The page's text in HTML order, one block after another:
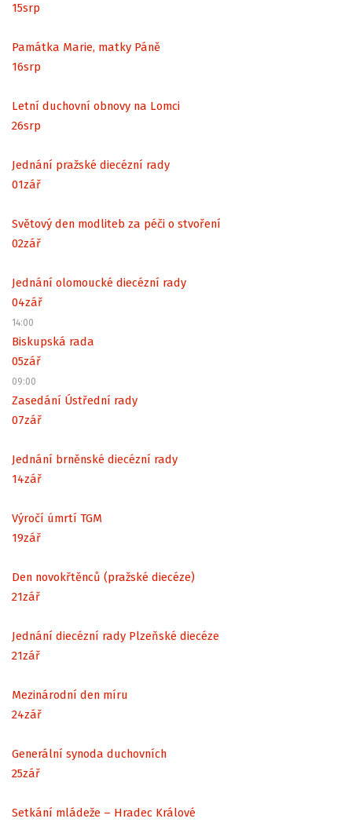
15srp
Památka Marie, matky Páně
16srp
Letní duchovní obnovy na Lomci
26srp
Jednání pražské diecézní rady
01zář
Světový den modliteb za péči o stvoření
02zář
Jednání olomoucké diecézní rady
04zář
14:00
Biskupská rada
05zář
09:00
Zasedání Ústřední rady
07zář
Jednání brněnské diecézní rady
14zář
Výročí úmrtí TGM
19zář
Den novokřtěnců (pražské diecéze)
21zář
Jednání diecézní rady Plzeňské diecéze
21zář
Mezinárodní den míru
24zář
Generální synoda duchovních
25zář
Setkání mládeže – Hradec Králové